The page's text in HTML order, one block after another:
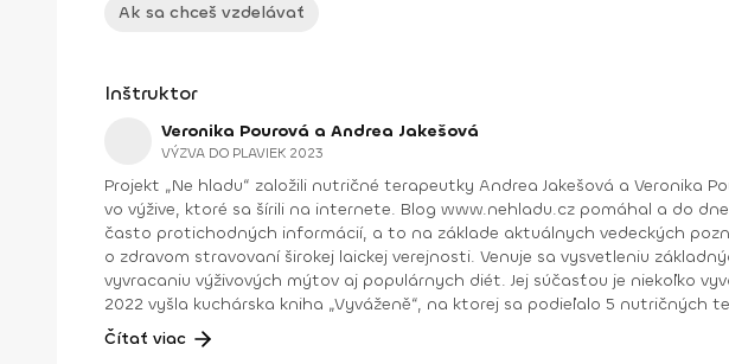
Ak sa chceš vzdelávať
Inštruktor
Veronika Pourová a Andrea Jakešová
VÝZVA DO PLAVIEK 2023
Projekt „Ne hladu“ založili nutričné terapeutky Andrea Jakešová a Veronika
vo výžive, ktoré sa šírili na internete. Blog www.nehladu.cz pomáhal a do
často protichodných informácií, a to na základe aktuálnych vedeckých poznatkov. V roku 2019 vyšla kniha „O výžive“, ktorá zrozumiteľným spôsobom
o zdravom stravovaní širokej laickej verejnosti. Venuje sa vysvetleniu
vyvracaniu výživových mýtov aj populárnych diét. Jej súčasťou je niekoľko
2022 vyšla kuchárska kniha „Vyváženě“, na ktorej sa podieľalo 5 nutričných terapeutiek a ktorá prináša 108 receptov zostavených tak, aby boli vyvážené. Nájdete v nej
medzinárodnú kuchyňu aj české klasiky, jedlá s mäsom, vegetariánske aj
s rôznymi výživovými obmedzeniami. Jedlá sú v kuchárskej knihe rozdelené do troch kategórií: raňajky,
Čítať viac